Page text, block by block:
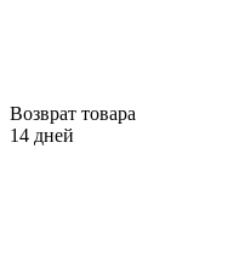
Возврат товара
14 дней